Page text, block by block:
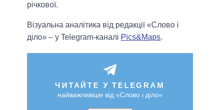
річкової.
Візуальна аналітика від редакції «Слово і
діло» – у Telegram-каналі Pics&Maps.
ЧИТАЙТЕ У TELEGRAM
найважливіше від «Слово і діло»